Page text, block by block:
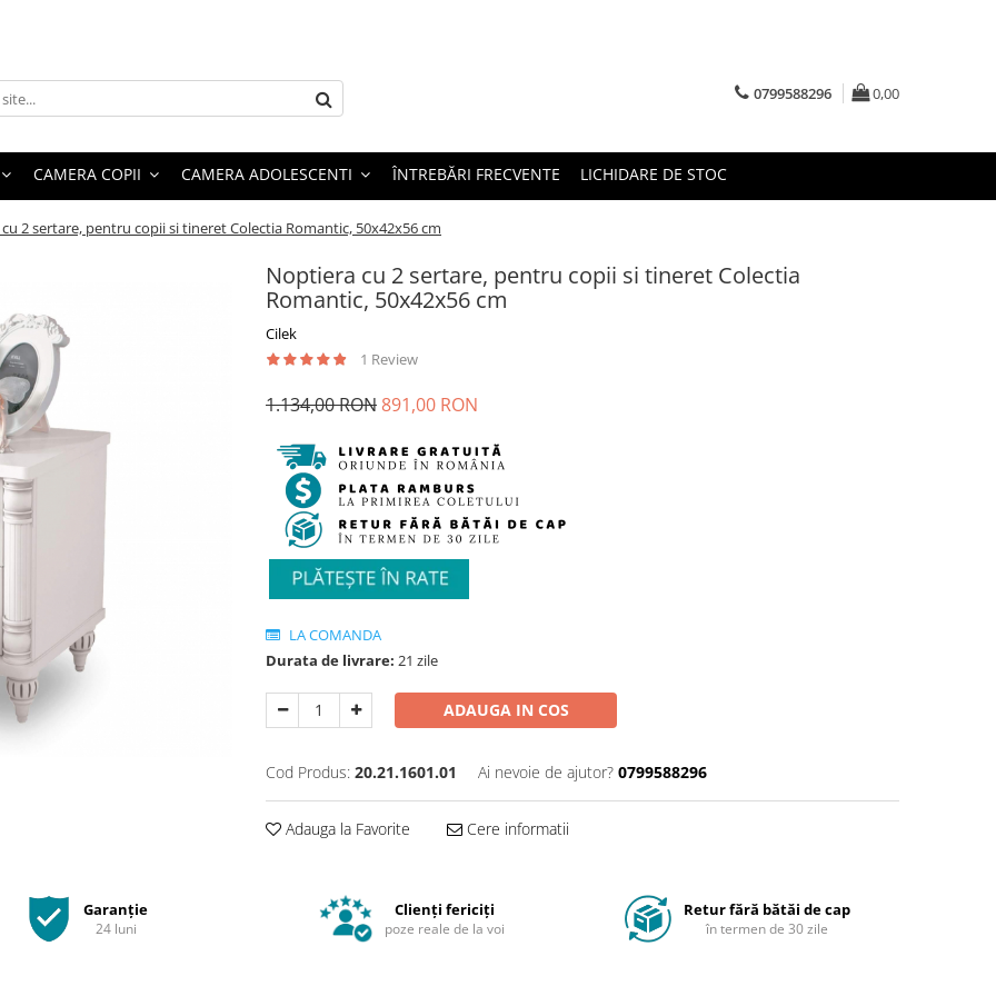
0799588296 0,00
CAMERA COPII CAMERA ADOLESCENTI ÎNTREBĂRI FRECVENTE LICHIDARE DE STOC
2 sertare, pentru copii si tineret Colectia Romantic, 50x42x56 cm
Noptiera cu 2 sertare, pentru copii si tineret Colectia
Romantic, 50x42x56 cm
Cilek
1 Review
1.134,00 RON891,00 RON
LA COMANDA
Durata de livrare: 21 zile
ADAUGA IN COS
Cod Produs: 20.21.1601.01 Ai nevoie de ajutor? 0799588296
Adauga la Favorite Cere informatii
Garanție
24 luni
Clienți fericiți
poze reale de la voi
Retur fără bătăi de cap
în termen de 30 zile